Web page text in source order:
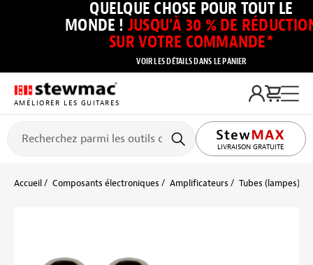
QUELQUE CHOSE POUR TOUT LE
MONDE ! JUSQU’À 30 % DE
SUR VOTRE COMMANDE*
VOIR LES DÉTAILS DANS LE PANIER
AMÉLIORER LES GUITARES
LIVRAISON GRATUITE
Accueil Composants électroniques Amplificateurs Tubes (lampes)